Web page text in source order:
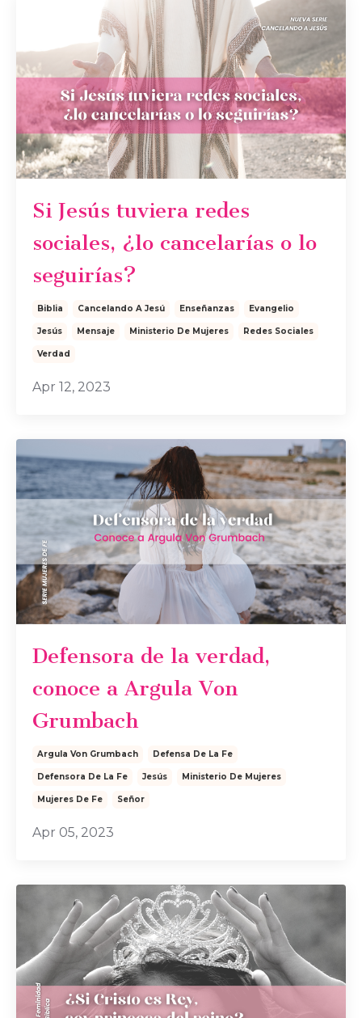
Si Jesús tuviera redes
sociales, ¿lo cancelarías o lo
seguirías?
Biblia Cancelando A Jesú Enseñanzas Evangelio
Jesús Mensaje Ministerio De Mujeres Redes Sociales
Verdad
Apr 12, 2023
Defensora de la verdad,
conoce a Argula Von
Grumbach
Argula Von Grumbach Defensa De La Fe
Defensora De La Fe Jesús Ministerio De Mujeres
Mujeres De Fe Señor
Apr 05, 2023